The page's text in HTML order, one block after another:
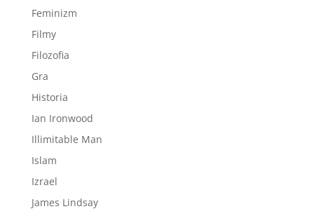
Feminizm
Filmy
Filozofia
Gra
Historia
Ian Ironwood
Illimitable Man
Islam
Izrael
James Lindsay